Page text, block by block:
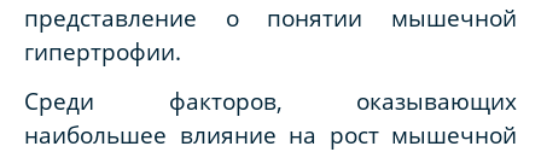
представление о понятии мышечной
гипертрофии.
Среди факторов, оказывающих
наибольшее влияние на рост мышечной